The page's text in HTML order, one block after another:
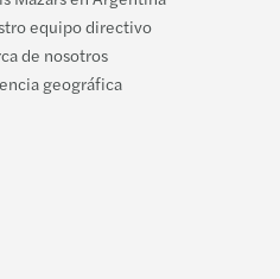
equipo directivo
de nosotros
geográfica